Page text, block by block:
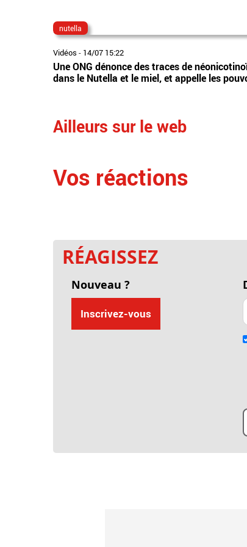
nutella
Vidéos - 14/07 15:22
Une ONG dénonce des traces de
dans le Nutella et le miel, et appelle les
Ailleurs sur le web
Vos réactions
RÉAGISSEZ
Nouveau ?
Inscrivez-vous